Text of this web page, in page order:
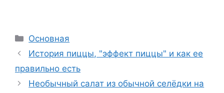
Рубрики
Основная
История пиццы, "эффект пиццы" и как ее
правильно есть
Необычный салат из обычной селёдки на